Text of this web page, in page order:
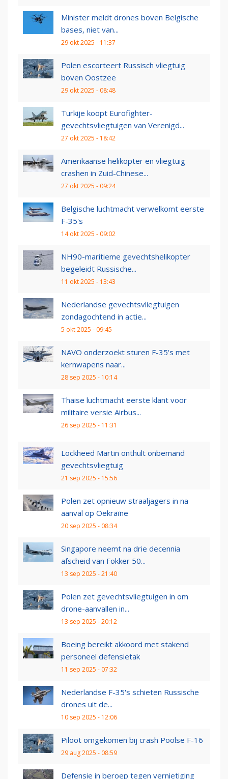
Minister meldt drones boven Belgische
bases, niet van...
29 okt 2025 - 11:37
Polen escorteert Russisch vliegtuig
boven Oostzee
29 okt 2025 - 08:48
Turkije koopt Eurofighter-
gevechtsvliegtuigen van Verenigd...
27 okt 2025 - 18:42
Amerikaanse helikopter en vliegtuig
crashen in Zuid-Chinese...
27 okt 2025 - 09:24
Belgische luchtmacht verwelkomt eerste
F-35's
14 okt 2025 - 09:02
NH90-maritieme gevechtshelikopter
begeleidt Russische...
11 okt 2025 - 13:43
Nederlandse gevechtsvliegtuigen
zondagochtend in actie...
5 okt 2025 - 09:45
NAVO onderzoekt sturen F-35's met
kernwapens naar...
28 sep 2025 - 10:14
Thaise luchtmacht eerste klant voor
militaire versie Airbus...
26 sep 2025 - 11:31
Lockheed Martin onthult onbemand
gevechtsvliegtuig
21 sep 2025 - 15:56
Polen zet opnieuw straaljagers in na
aanval op Oekraïne
20 sep 2025 - 08:34
Singapore neemt na drie decennia
afscheid van Fokker 50...
13 sep 2025 - 21:40
Polen zet gevechtsvliegtuigen in om
drone-aanvallen in...
13 sep 2025 - 20:12
Boeing bereikt akkoord met stakend
personeel defensietak
11 sep 2025 - 07:32
Nederlandse F-35's schieten Russische
drones uit de...
10 sep 2025 - 12:06
Piloot omgekomen bij crash Poolse F-16
29 aug 2025 - 08:59
Defensie in beroep tegen vernietiging